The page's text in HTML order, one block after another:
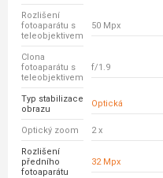
Rozlišení
fotoaparátu s
teleobjektivem
50 Mpx
Clona
fotoaparátu s
teleobjektivem
f/1.9
Typ stabilizace
obrazu
Optická
Optický zoom 2 x
Rozlišení
předního
fotoaparátu
32 Mpx